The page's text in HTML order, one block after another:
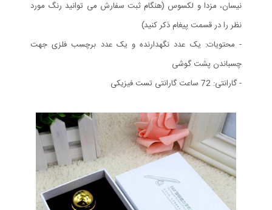
نیسان، مزدا و لکسوس (هنگام ثبت سفارش می توانید رنگ مورد
نظر را در قسمت پیغام ذکر کنید)
- محتویات: یک عدد نگهدارنده و یک عدد برچسب فلزی جهت
چسباندن پشت گوشی
- گارانتی: 72 ساعت گارانتی تست فیزیکی